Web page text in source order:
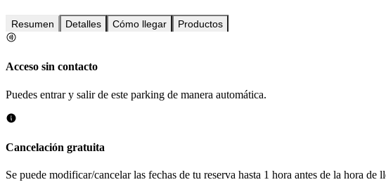
Resumen Detalles Cómo llegar Productos
Acceso sin contacto
Puedes entrar y salir de este parking de manera automática.
Cancelación gratuita
Se puede modificar/cancelar las fechas de tu reserva hasta 1 hora antes de la hora de